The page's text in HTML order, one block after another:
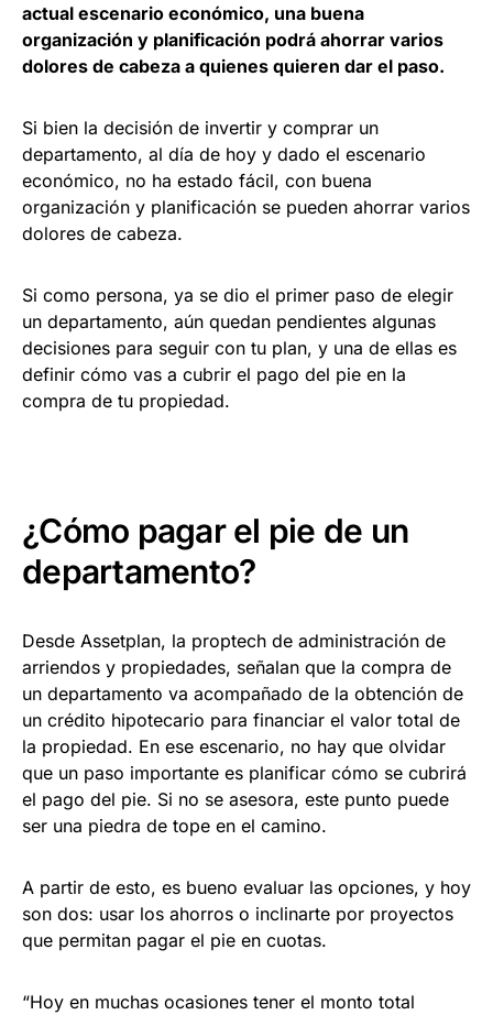
actual escenario económico, una buena
organización y planificación podrá ahorrar varios
dolores de cabeza a quienes quieren dar el paso.
Si bien la decisión de invertir y comprar un
departamento, al día de hoy y dado el escenario
económico, no ha estado fácil, con buena
organización y planificación se pueden ahorrar varios
dolores de cabeza.
Si como persona, ya se dio el primer paso de elegir
un departamento, aún quedan pendientes algunas
decisiones para seguir con tu plan, y una de ellas es
definir cómo vas a cubrir el pago del pie en la
compra de tu propiedad.
¿Cómo pagar el pie de un
departamento?
Desde Assetplan, la proptech de administración de
arriendos y propiedades, señalan que la compra de
un departamento va acompañado de la obtención de
un crédito hipotecario para financiar el valor total de
la propiedad. En ese escenario, no hay que olvidar
que un paso importante es planificar cómo se cubrirá
el pago del pie. Si no se asesora, este punto puede
ser una piedra de tope en el camino.
A partir de esto, es bueno evaluar las opciones, y hoy
son dos: usar los ahorros o inclinarte por proyectos
que permitan pagar el pie en cuotas.
“Hoy en muchas ocasiones tener el monto total